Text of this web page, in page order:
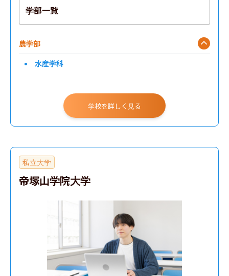
学部一覧
農学部
水産学科
学校を詳しく見る
私立大学
帝塚山学院大学